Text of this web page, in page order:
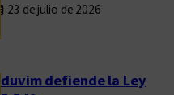
23 de julio de 2026
Eduvim defiende la Ley